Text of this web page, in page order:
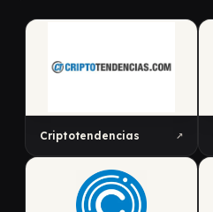
Criptotendencias ↗